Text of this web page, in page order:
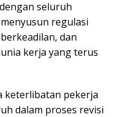
seluruh
regulasi
dan
kerja yang terus
keterlibatan pekerja
dalam proses revisi